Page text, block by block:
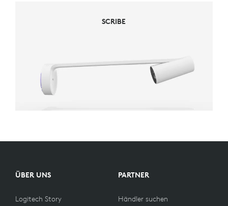
SCRIBE
ÜBER UNS
Logitech Story
PARTNER
Händler suchen